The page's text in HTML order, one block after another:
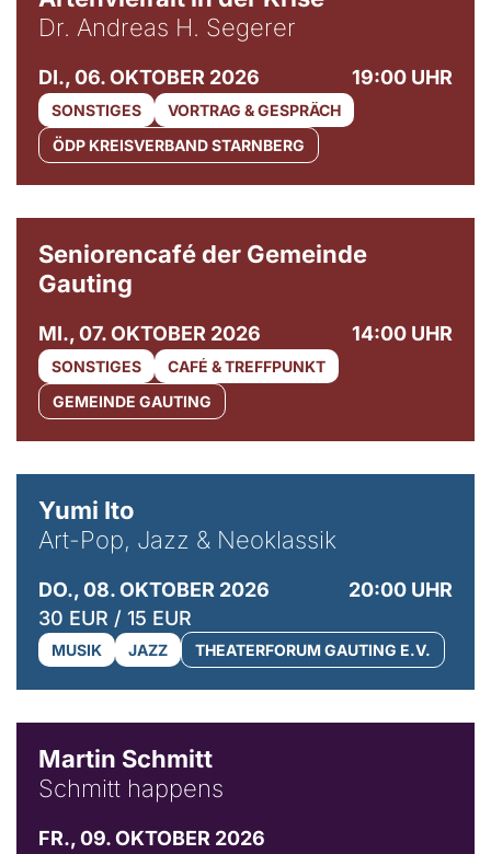
Dr. Andreas H. Segerer
DI., 06. OKTOBER 2026 19:00 UHR
SONSTIGES
VORTRAG & GESPRÄCH
ÖDP KREISVERBAND STARNBERG
Seniorencafé der Gemeinde
Gauting
MI., 07. OKTOBER 2026 14:00 UHR
SONSTIGES
CAFÉ & TREFFPUNKT
GEMEINDE GAUTING
Yumi Ito
Art-Pop, Jazz & Neoklassik
DO., 08. OKTOBER 2026
20:00 UHR
30 EUR / 15 EUR
MUSIK JAZZ THEATERFORUM GAUTING E.V.
Martin Schmitt
Schmitt happens
FR., 09. OKTOBER 2026